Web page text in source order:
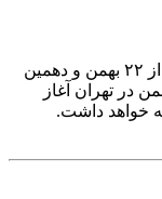
تبلیغات پنجمین دوره انتخابات خبرگان رهبری از ۲۲ بهمن و دهمین
مجلس شورای اسلامی از ۲۹ بهمن در تهران آغاز